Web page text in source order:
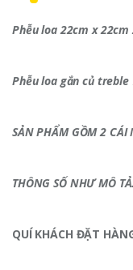
Phễu loa 22cm x 22cm
Phễu loa gắn củ
SẢN PHẨM GỒM 2
THÔNG SỐ NHƯ MÔ TẢ.
QUÍ KHÁCH ĐẶT